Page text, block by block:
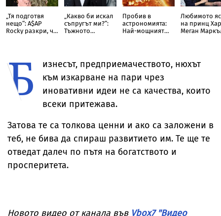
„Тя подготвя
нещо“: A$AP
Rocky разкри, че
„Какво би искал
съпругът ми?“:
Тъжното
Пробив в
астрономията:
Най-мощният
Любимото
на принц
Меган
Б
изнесът, предприемачеството, нюхът
към изкарване на пари чрез
иновативни идеи не са качества, които
всеки притежава.
Затова те са толкова ценни и ако са заложени в
теб, не бива да спираш развитието им. Те ще те
отведат далеч по пътя на богатството и
просперитета.
Новото видео от канала във Vbox7 "Видео